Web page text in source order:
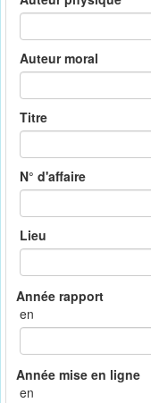
Auteur moral
Titre
N° d'affaire
Lieu
en
en